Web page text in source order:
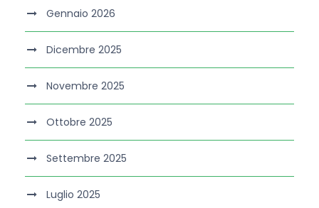
Gennaio 2026
Dicembre 2025
Novembre 2025
Ottobre 2025
Settembre 2025
Luglio 2025